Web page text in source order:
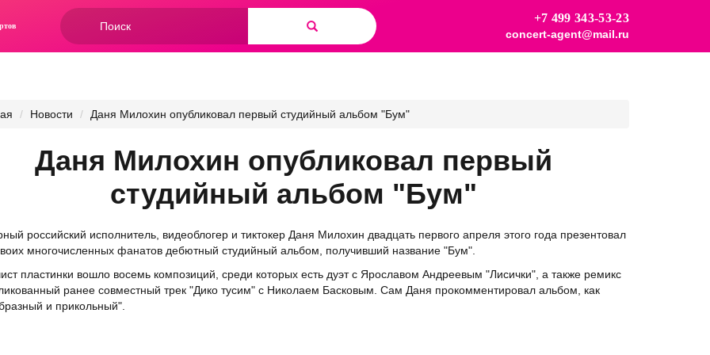
Форма
поиска
+7 499 343-53-23
concert-agent@mail.ru
Новости Даня Милохин опубликовал первый студийный альбом "Бум"
Даня Милохин опубликовал первый
студийный альбом "Бум"
российский исполнитель, видеоблогер и тиктокер Даня Милохин двадцать первого апреля этого года презентовал
многочисленных фанатов дебютный студийный альбом, получивший название "Бум".
пластинки вошло восемь композиций, среди которых есть дуэт с Ярославом Андреевым "Лисички", а также ремикс
ранее совместный трек "Дико тусим" с Николаем Басковым. Сам Даня прокомментировал альбом, как
и прикольный".